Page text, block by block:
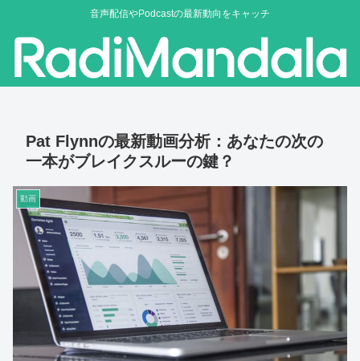
音声配信やPodcastの最新動向をキャッチ
Pat Flynnの最新動画分析：あなたの次の
一本がブレイクスルーの鍵？
動画